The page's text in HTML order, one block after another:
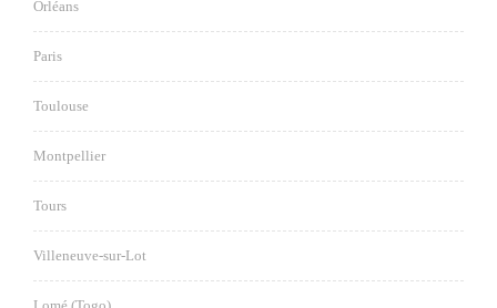
Orléans
Paris
Toulouse
Montpellier
Tours
Villeneuve-sur-Lot